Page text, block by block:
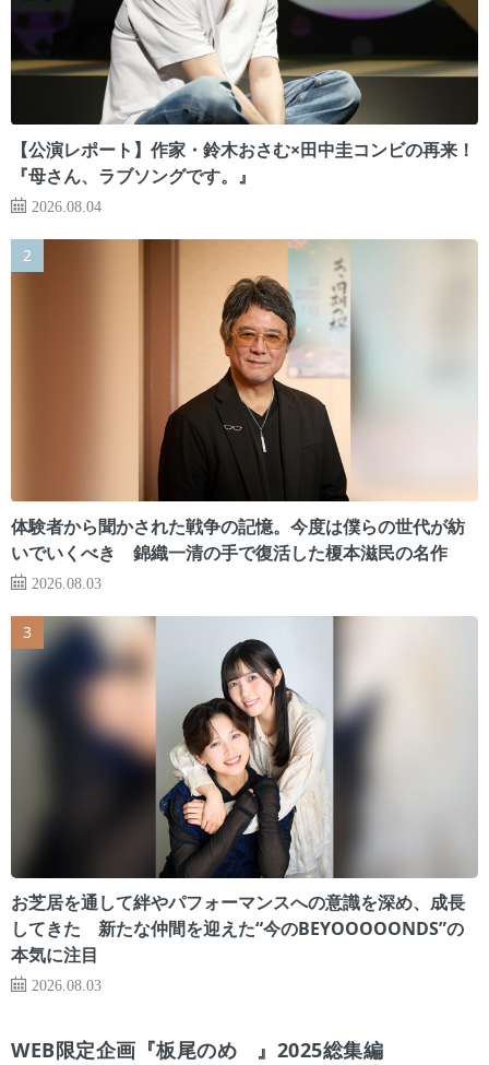
【公演レポート】作家・鈴木おさむ×田中圭コンビの再来！
『母さん、ラブソングです。』
2026.08.04
体験者から聞かされた戦争の記憶。今度は僕らの世代が紡
いでいくべき 錦織一清の手で復活した榎本滋民の名作
2026.08.03
お芝居を通して絆やパフォーマンスへの意識を深め、成長
してきた 新たな仲間を迎えた“今のBEYOOOOONDS”の
本気に注目
2026.08.03
WEB限定企画『板尾のめ゙』2025総集編